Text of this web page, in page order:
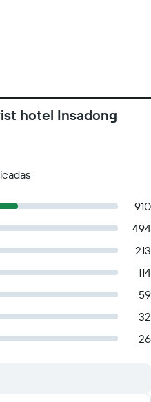
hotel Insadong
910
494
213
114
59
32
26